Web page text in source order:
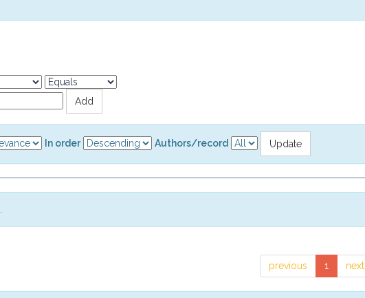
In order Authors/record
previous 1 next